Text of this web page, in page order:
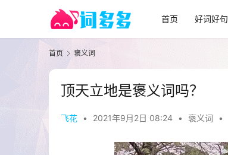
首页 好词好句
首页 褒义词
顶天立地是褒义词吗？
飞花 • 2021年9月2日 08:24 • 褒义词 •